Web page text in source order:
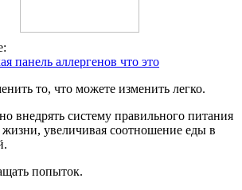
панель аллергенов что это
то, что можете изменить легко.
внедрять систему правильного питания
увеличивая соотношение еды в
попыток.